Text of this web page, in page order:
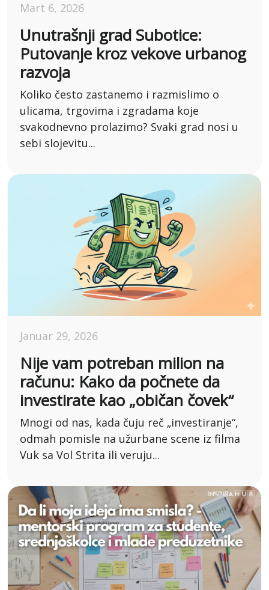
Mart 6, 2026
Unutrašnji grad Subotice:
Putovanje kroz vekove urbanog
razvoja
Koliko često zastanemo i razmislimo o
ulicama, trgovima i zgradama koje
svakodnevno prolazimo? Svaki grad nosi u
sebi slojevitu...
Januar 29, 2026
Nije vam potreban milion na
računu: Kako da počnete da
investirate kao „običan čovek“
Mnogi od nas, kada čuju reč „investiranje“,
odmah pomisle na užurbane scene iz filma
Vuk sa Vol Strita ili veruju...